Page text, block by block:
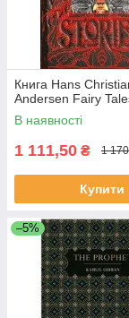
Книга Hans
Andersen Fairy
В наявності
1 111,50 ₴ 1
Купити
–5%